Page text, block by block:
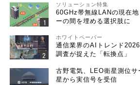
ソリューション特集
60GHz帯無線LANの現在
ーの間を埋める選択肢に
ホワイトペーパー
通信業界のAIトレンド
調査が捉えた「転換点」
古野電気、LEO衛星測位
星から実信号を受信